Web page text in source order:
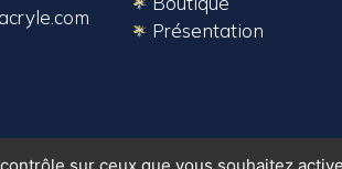
Présentation